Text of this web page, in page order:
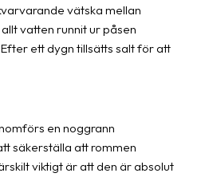
vätska mellan
vatten runnit ur påsen
ett dygn tillsätts salt för att
en noggrann
säkerställa att rommen
viktigt är att den är absolut